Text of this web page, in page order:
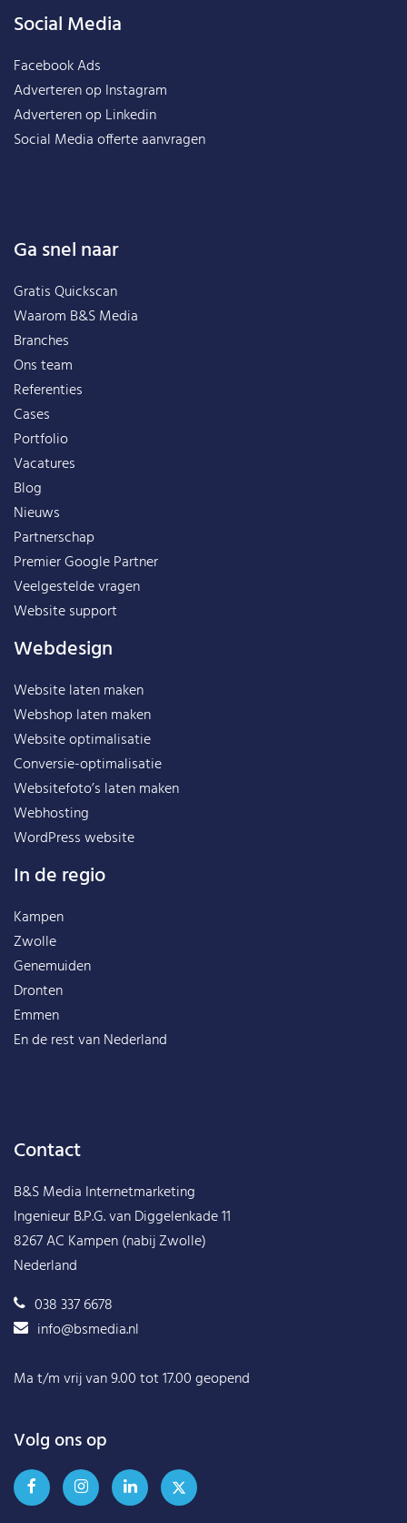
Social Media
Facebook Ads
Adverteren op Instagram
Adverteren op Linkedin
Social Media offerte aanvragen
Ga snel naar
Gratis Quickscan
Waarom B&S Media
Branches
Ons team
Referenties
Cases
Portfolio
Vacatures
Blog
Nieuws
Partnerschap
Premier Google Partner
Veelgestelde vragen
Website support
Webdesign
Website laten maken
Webshop laten maken
Website optimalisatie
Conversie-optimalisatie
Websitefoto’s laten maken
Webhosting
WordPress website
In de regio
Kampen
Zwolle
Genemuiden
Dronten
Emmen
En de rest vanNederland
Contact
B&S Media Internetmarketing
Ingenieur B.P.G. van Diggelenkade 11
8267 AC Kampen (nabij Zwolle)
Nederland
038 337 6678
info@bsmedia.nl
Ma t/m vrij van 9.00 tot 17.00 geopend
Volg ons op